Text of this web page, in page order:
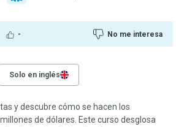
- No me interesa
Solo en inglés
y descubre cómo se hacen los
de dólares. Este curso desglosa